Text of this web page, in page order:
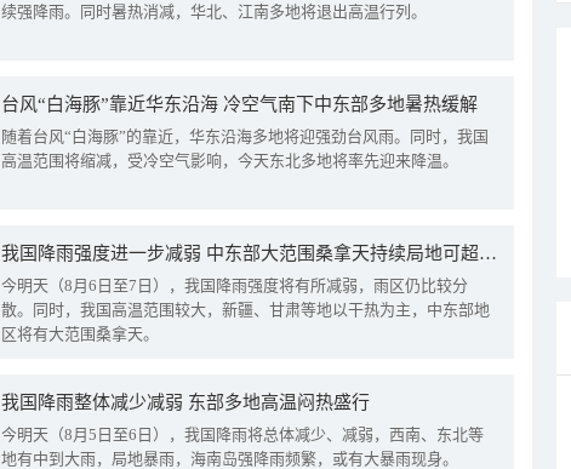
续强降雨。同时暑热消减，华北、江南多地将退出高温行列。
台风“白海豚”靠近华东沿海 冷空气南下中东部多地暑热缓解
随着台风“白海豚”的靠近，华东沿海多地将迎强劲台风雨。同时，我国
高温范围将缩减，受冷空气影响，今天东北多地将率先迎来降温。
我国降雨强度进一步减弱 中东部大范围桑拿天持续局地可超38℃
今明天（8月6日至7日），我国降雨强度将有所减弱，雨区仍比较分
散。同时，我国高温范围较大，新疆、甘肃等地以干热为主，中东部地
区将有大范围桑拿天。
我国降雨整体减少减弱 东部多地高温闷热盛行
今明天（8月5日至6日），我国降雨将总体减少、减弱，西南、东北等
地有中到大雨，局地暴雨，海南岛强降雨频繁，或有大暴雨现身。